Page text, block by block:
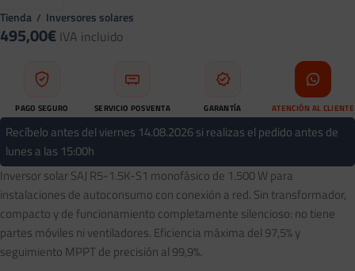
Tienda / Inversores solares
495,00€ IVA incluido
PAGO SEGURO
Compra protegida
SERVICIO POSVENTA
Soporte tras tu compra
GARANTÍA
Respaldo profesional
ATENCIÓN AL CLIENTE
WhatsApp directo
Recíbelo antes del viernes 14.08.2026 si realizas el pedido antes de
lunes a las 15:00h
Inversor solar SAJ R5-1.5K-S1 monofásico de 1.500 W para
instalaciones de autoconsumo con conexión a red. Sin transformador,
compacto y de funcionamiento completamente silencioso: no tiene
partes móviles ni ventiladores. Eficiencia máxima del 97,5% y
seguimiento MPPT de precisión al 99,9%.